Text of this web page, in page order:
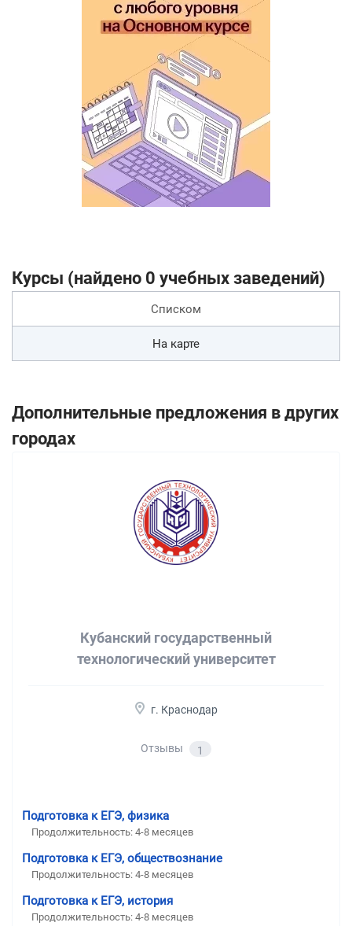
Курсы (найдено 0 учебных заведений)
Списком
На карте
Дополнительные предложения в других
городах
Кубанский государственный
технологический университет
г. Краснодар
Отзывы 1
Подготовка к ЕГЭ, физика
Продолжительность: 4-8 месяцев
Подготовка к ЕГЭ, обществознание
Продолжительность: 4-8 месяцев
Подготовка к ЕГЭ, история
Продолжительность: 4-8 месяцев